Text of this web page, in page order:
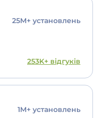
25M+ установлень
253K+ відгуків
1M+ установлень